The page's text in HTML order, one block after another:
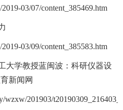
03/07/content_385469.htm
03/09/content_385583.htm
大学教授蓝闽波：科研仪器设
新闻网
wzxw/201903/